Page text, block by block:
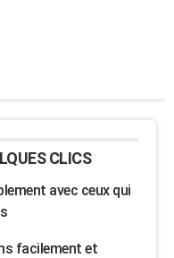
CLICS
avec ceux qui
facilement et